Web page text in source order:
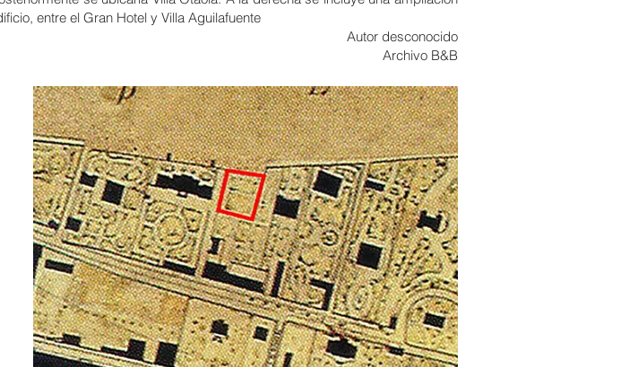
entre el Gran Hotel y Villa Aguilafuente
Autor desconocido
Archivo B&B